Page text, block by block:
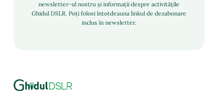
newsletter-ul nostru și informații despre activitățile
Ghidul DSLR. Poți folosi întotdeauna linkul de dezabonare
inclus în newsletter.